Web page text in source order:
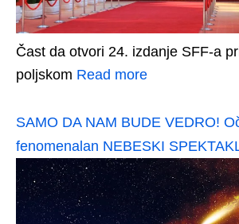
Čast da otvori 24. izdanje SFF-a
poljskom Read more
SAMO DA NAM BUDE VEDRO!
fenomenalan NEBESKI